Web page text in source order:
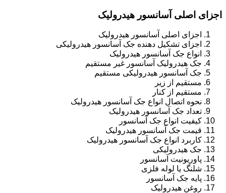
اجزای اصلی آسانسور هیدرولیک
اجزای اصلی آسانسور هیدرولیک
اجزای تشکیل دهنده جک آسانسور هیدرولیکی
انواع جک آسانسور هیدرولیک
جک هیدرولیک آسانسور غیر مستقیم
جک آسانسور هیدرولیکی مستقیم
مستقیم از زیر
مستقیم از کنار
نحوه اتصال انواع جک آسانسور هیدرولیک
تعداد جک آسانسور هیدرولیک
کیفیت انواع جک آسانسور
قیمت جک آسانسور هیدرولیک
کاربرد انواع جک آسانسور هیدرولیک
جک هیدرولیکی
پاوریونیت آسانسور
شلنگ یا لوله فلزی
پایه جک آسانسور
روغن هیدرولیک